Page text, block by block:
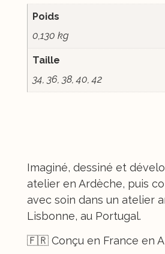
Poids
0,130 kg
Taille
34, 36, 38, 40, 42
Imaginé, dessiné et
atelier en Ardèche, puis
avec soin dans un atelier
Lisbonne, au Portugal.
🇫🇷 Conçu en France en